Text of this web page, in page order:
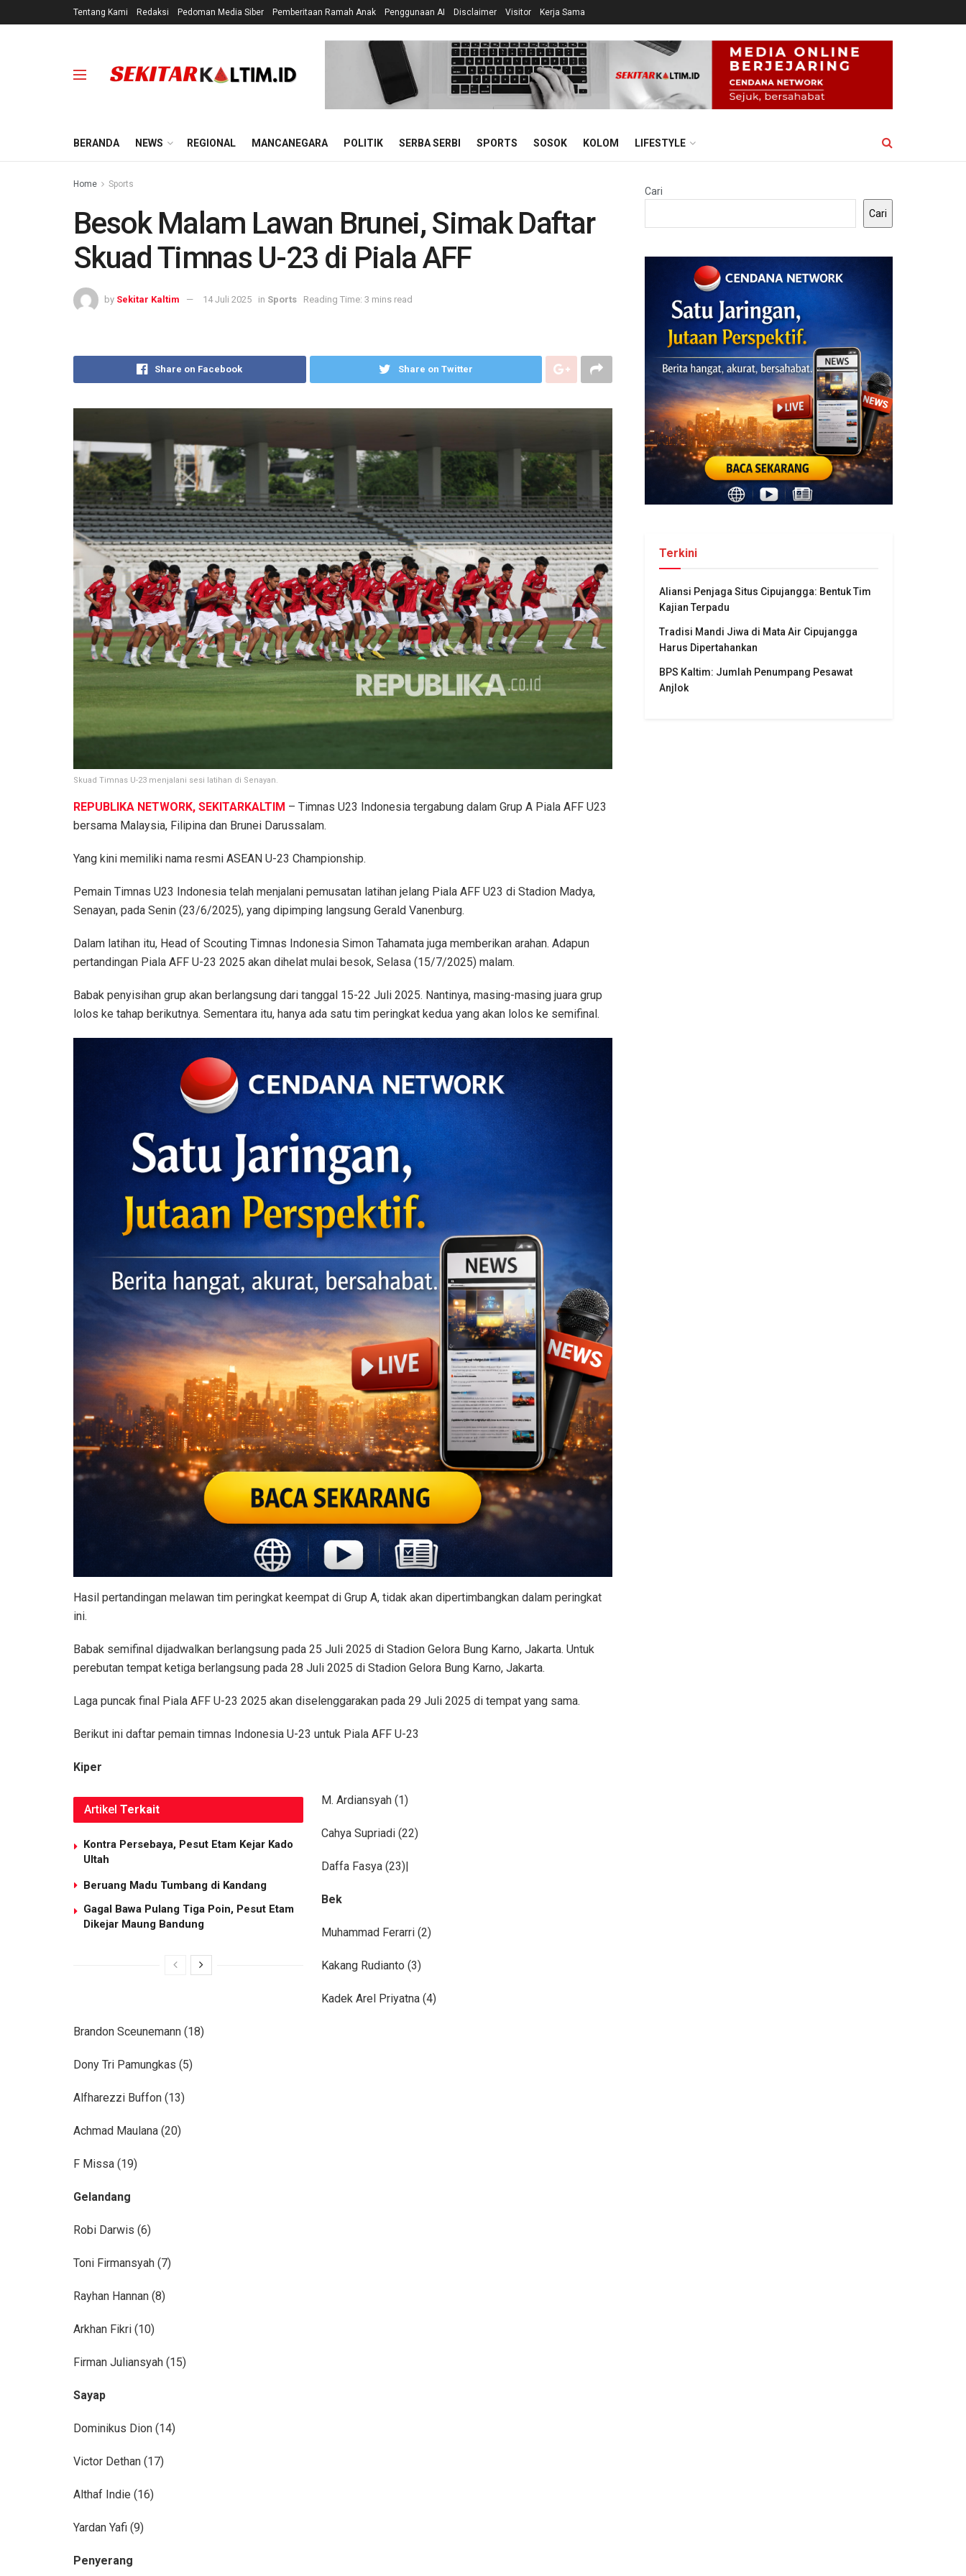
Tentang Kami Redaksi Pedoman Media Siber Pemberitaan Ramah Anak Penggunaan AI Disclaimer Visitor Kerja Sama
BERANDA NEWS REGIONAL MANCANEGARA POLITIK SERBA SERBI SPORTS SOSOK KOLOM LIFESTYLE
Home Sports
Besok Malam Lawan Brunei, Simak Daftar
Skuad Timnas U-23 di Piala AFF
by Sekitar Kaltim 14 Juli 2025 in Sports Reading Time: 3 mins read
Share on Facebook Share on Twitter
Skuad Timnas U-23 menjalani sesi latihan di Senayan.
REPUBLIKA NETWORK, SEKITARKALTIM – Timnas U23 Indonesia tergabung dalam Grup A Piala AFF U23
bersama Malaysia, Filipina dan Brunei Darussalam.
Yang kini memiliki nama resmi ASEAN U-23 Championship.
Pemain Timnas U23 Indonesia telah menjalani pemusatan latihan jelang Piala AFF U23 di Stadion Madya,
Senayan, pada Senin (23/6/2025), yang dipimping langsung Gerald Vanenburg.
Dalam latihan itu, Head of Scouting Timnas Indonesia Simon Tahamata juga memberikan arahan. Adapun
pertandingan Piala AFF U-23 2025 akan dihelat mulai besok, Selasa (15/7/2025) malam.
Babak penyisihan grup akan berlangsung dari tanggal 15-22 Juli 2025. Nantinya, masing-masing juara grup
lolos ke tahap berikutnya. Sementara itu, hanya ada satu tim peringkat kedua yang akan lolos ke semifinal.
Hasil pertandingan melawan tim peringkat keempat di Grup A, tidak akan dipertimbangkan dalam peringkat
ini.
Babak semifinal dijadwalkan berlangsung pada 25 Juli 2025 di Stadion Gelora Bung Karno, Jakarta. Untuk
perebutan tempat ketiga berlangsung pada 28 Juli 2025 di Stadion Gelora Bung Karno, Jakarta.
Laga puncak final Piala AFF U-23 2025 akan diselenggarakan pada 29 Juli 2025 di tempat yang sama.
Berikut ini daftar pemain timnas Indonesia U-23 untuk Piala AFF U-23
Kiper
Artikel Terkait
Kontra Persebaya, Pesut Etam Kejar Kado
Ultah
Beruang Madu Tumbang di Kandang
Gagal Bawa Pulang Tiga Poin, Pesut Etam
Dikejar Maung Bandung
M. Ardiansyah (1)
Cahya Supriadi (22)
Daffa Fasya (23)|
Bek
Muhammad Ferarri (2)
Kakang Rudianto (3)
Kadek Arel Priyatna (4)
Brandon Sceunemann (18)
Dony Tri Pamungkas (5)
Alfharezzi Buffon (13)
Achmad Maulana (20)
F Missa (19)
Gelandang
Robi Darwis (6)
Toni Firmansyah (7)
Rayhan Hannan (8)
Arkhan Fikri (10)
Firman Juliansyah (15)
Sayap
Dominikus Dion (14)
Victor Dethan (17)
Althaf Indie (16)
Yardan Yafi (9)
Penyerang
Cari
Cari
Terkini
Aliansi Penjaga Situs Cipujangga: Bentuk Tim
Kajian Terpadu
Tradisi Mandi Jiwa di Mata Air Cipujangga
Harus Dipertahankan
BPS Kaltim: Jumlah Penumpang Pesawat
Anjlok